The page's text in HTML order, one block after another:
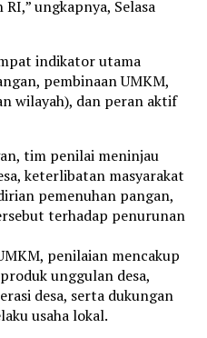
ungkapnya, Selasa
indikator utama
pembinaan UMKM,
wilayah), dan peran aktif
tim penilai meninjau
keterlibatan masyarakat
pemenuhan pangan,
terhadap penurunan
penilaian mencakup
unggulan desa,
desa, serta dukungan
usaha lokal.